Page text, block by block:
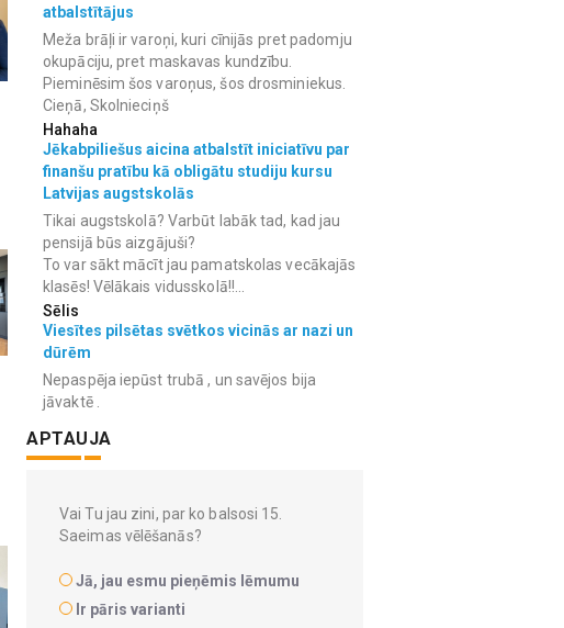
atbalstītājus
Meža brāļi ir varoņi, kuri cīnijās pret padomju
okupāciju, pret maskavas kundzību.
Pieminēsim šos varoņus, šos drosminiekus.
Cieņā, Skolnieciņš
Hahaha
Jēkabpiliešus aicina atbalstīt iniciatīvu par
finanšu pratību kā obligātu studiju kursu
Latvijas augstskolās
Tikai augstskolā? Varbūt labāk tad, kad jau
pensijā būs aizgājuši?
To var sākt mācīt jau pamatskolas vecākajās
klasēs! Vēlākais vidusskolā!!...
Sēlis
Viesītes pilsētas svētkos vicinās ar nazi un
dūrēm
Nepaspēja iepūst trubā , un savējos bija
jāvaktē .
APTAUJA
Vai Tu jau zini, par ko balsosi 15.
Saeimas vēlēšanās?
Jā, jau esmu pieņēmis lēmumu
Ir pāris varianti